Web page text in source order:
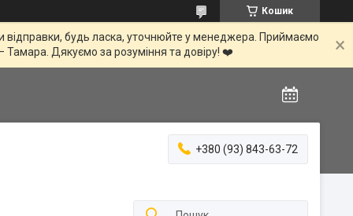
Кошик
відправки, будь ласка, уточнюйте у менеджера. Приймаємо
Тамара. Дякуємо за розуміння та довіру! ❤️
+380 (93) 843-63-72